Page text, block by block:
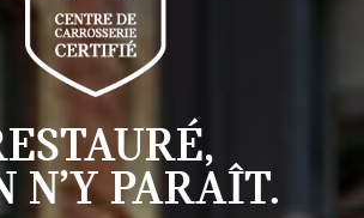
N’Y PARAÎT.